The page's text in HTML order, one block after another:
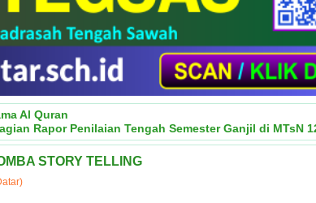
Al Quran
Rapor Penilaian Tengah Semester Ganjil di MTsN
STORY TELLING